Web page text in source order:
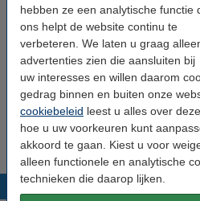
hebben ze een analytische functie
ons helpt de website continu te
verbeteren. We laten u graag
advertenties zien die aansluiten bij
uw interesses en willen daarom
gedrag binnen en buiten onze
cookiebeleid leest u alles over
hoe u uw voorkeuren kunt
akkoord te gaan. Kiest u voor
alleen functionele en analytische
technieken die daarop lijken.
€ 2,50
Winstpakker!
Aanbieding: 3x 123inkt
(10 stuks)
€ 6,95
Populaire